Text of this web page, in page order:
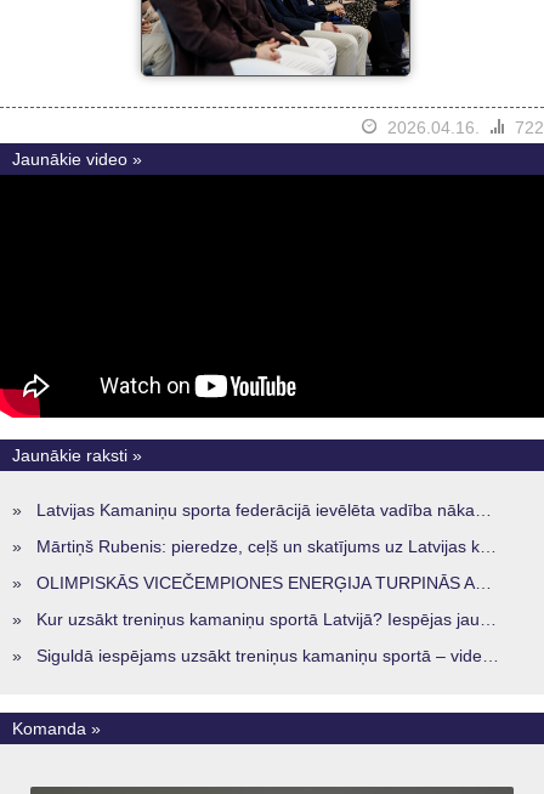
2026.04.16.
722
Jaunākie video »
Jaunākie raksti »
» Latvijas Kamaniņu sporta federācijā ievēlēta vadība nākamajam četru gadu termiņam
» Mārtiņš Rubenis: pieredze, ceļš un skatījums uz Latvijas kamaniņu sportu
» OLIMPISKĀS VICEČEMPIONES ENERĢIJA TURPINĀS ARĪ STARPSEZONĀ
» Kur uzsākt treniņus kamaniņu sportā Latvijā? Iespējas jaunajiem sportistiem visos reģionos
» Siguldā iespējams uzsākt treniņus kamaniņu sportā – vide, kur veidojas nākamā sportistu paaudze
Komanda »